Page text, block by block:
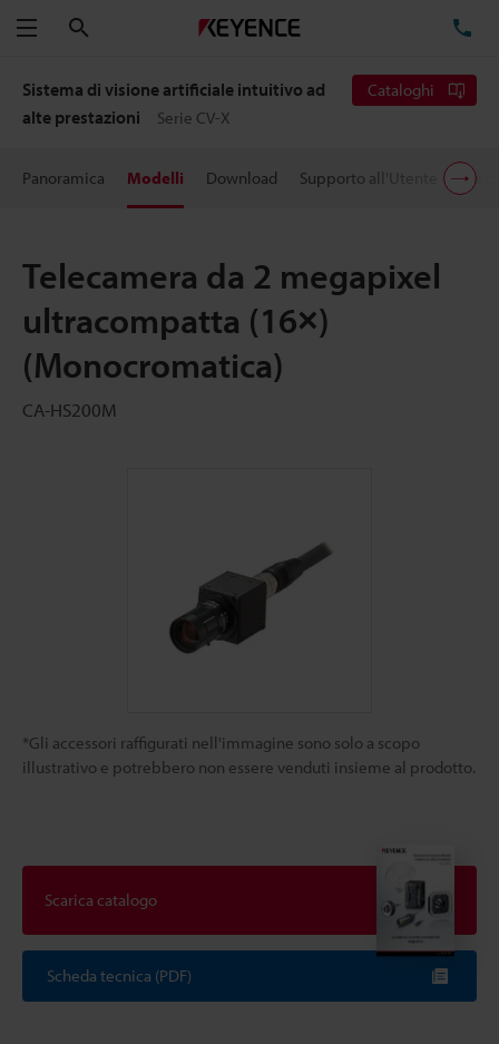
Menu
Sistema di visione artificiale intuitivo ad
alte prestazioni
Serie CV-X
Cataloghi
Panoramica Modelli Download Supporto all'Utente
Telecamera da 2 megapixel
ultracompatta (16×)
(Monocromatica)
CA-HS200M
*Gli accessori raffigurati nell'immagine sono solo a scopo
illustrativo e potrebbero non essere venduti insieme al prodotto.
Scarica catalogo
Scheda tecnica (PDF)